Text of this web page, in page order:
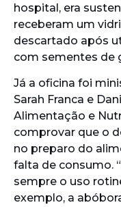
hospital, era
receberam um
descartado após
com sementes de
Já a oficina foi
Sarah Franca e
Alimentação e
comprovar que o
no preparo do
falta de consumo.
sempre o uso
exemplo, a